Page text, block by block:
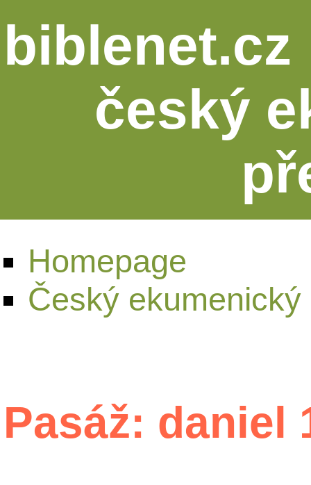
český
Homepage
Český ekumenický
Pasáž: daniel